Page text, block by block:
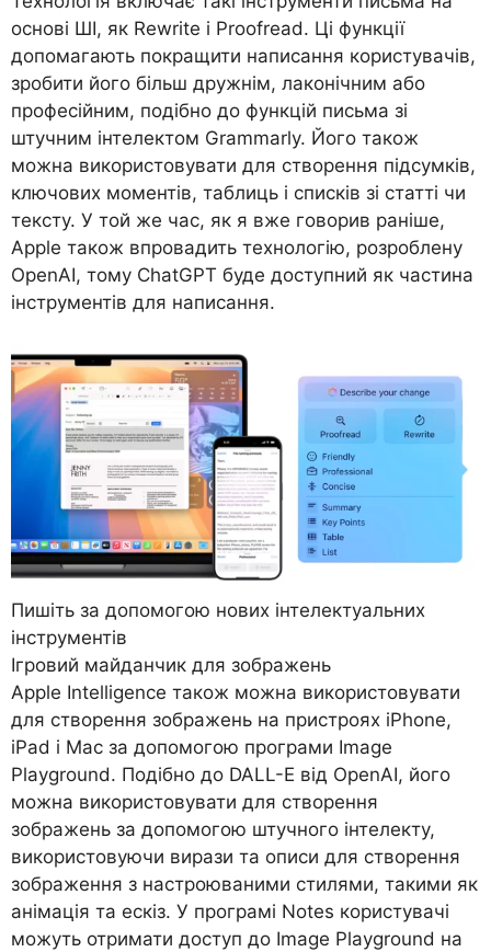
основі ШІ, як Rewrite і Proofread. Ці функції
допомагають покращити написання користувачів,
зробити його більш дружнім, лаконічним або
професійним, подібно до функцій письма зі
штучним інтелектом Grammarly. Його також
можна використовувати для створення підсумків,
ключових моментів, таблиць і списків зі статті чи
тексту. У той же час, як я вже говорив раніше,
Apple також впровадить технологію, розроблену
OpenAI, тому ChatGPT буде доступний як частина
інструментів для написання.
Пишіть за допомогою нових інтелектуальних
інструментів
Ігровий майданчик для зображень
Apple Intelligence також можна використовувати
для створення зображень на пристроях iPhone,
iPad і Mac за допомогою програми Image
Playground. Подібно до DALL-E від OpenAI, його
можна використовувати для створення
зображень за допомогою штучного інтелекту,
використовуючи вирази та описи для створення
зображення з настроюваними стилями, такими як
анімація та ескіз. У програмі Notes користувачі
можуть отримати доступ до Image Playground на